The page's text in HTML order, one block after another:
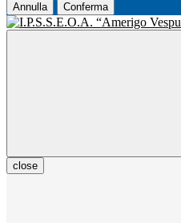
Annulla Conferma
close